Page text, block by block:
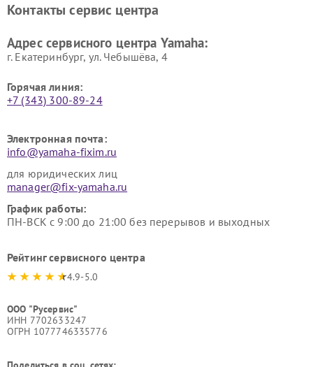
Yamaha
Yamaha
Контакты сервис центра
Адрес сервисного центра Yamaha:
г. Екатеринбург, ул. Чебышёва, 4
Горячая линия:
+7 (343) 300-89-24
Электронная почта:
info@yamaha-fixim.ru
для юридических лиц
manager@fix-yamaha.ru
График работы:
ПН-ВСК с 9:00 до 21:00 без перерывов и выходных
Рейтинг сервисного центра
4.9-5.0
ООО "Русервис"
ИНН 7702633247
ОГРН 1077746335776